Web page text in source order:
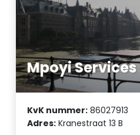
Mpoyi Services
KvK nummer: 86027913
Adres: Kranestraat 13 B